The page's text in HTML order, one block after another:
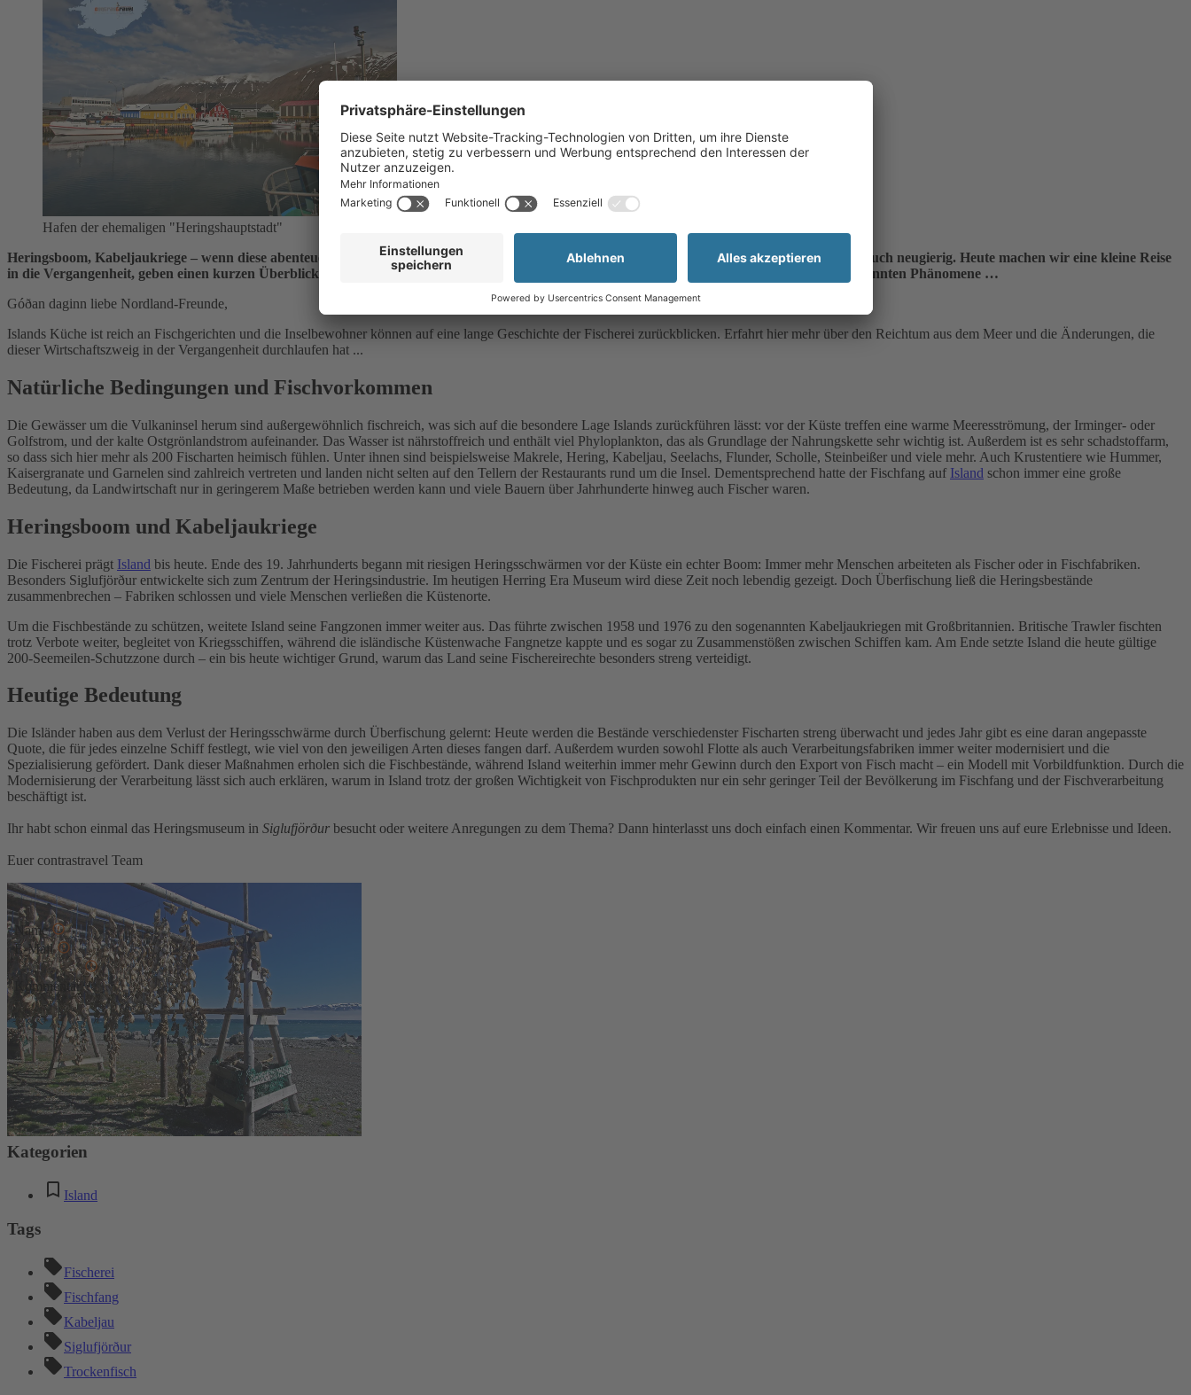
contrastravel
Hafen der ehemaligen "Heringshauptstadt"
Heringsboom, Kabeljaukriege – wenn diese abenteuerlichen Begriffe im Zusammenhang mit Island fallen, ist man erstmal ein wenig ratlos und auch neugierig. Heute machen wir eine kleine Reise
in die Vergangenheit, geben einen kurzen Überblick über die Geschichte der isländischen Fischerei und ergründen die Bedeutung der oben genannten Phänomene …
Góðan daginn liebe Nordland-Freunde,
Islands Küche ist reich an Fischgerichten und die Inselbewohner können auf eine lange Geschichte der Fischerei zurückblicken. Erfahrt hier mehr über den Reichtum aus dem Meer und die Änderungen, die
dieser Wirtschaftszweig in der Vergangenheit durchlaufen hat ...
Natürliche Bedingungen und Fischvorkommen
Die Gewässer um die Vulkaninsel herum sind außergewöhnlich fischreich, was sich auf die besondere Lage Islands zurückführen lässt: vor der Küste treffen eine warme Meeresströmung, der Irminger- oder
Golfstrom, und der kalte Ostgrönlandstrom aufeinander. Das Wasser ist nährstoffreich und enthält viel Phyloplankton, das als Grundlage der Nahrungskette sehr wichtig ist. Außerdem ist es sehr schadstoffarm,
so dass sich hier mehr als 200 Fischarten heimisch fühlen. Unter ihnen sind beispielsweise Makrele, Hering, Kabeljau, Seelachs, Flunder, Scholle, Steinbeißer und viele mehr. Auch Krustentiere wie Hummer,
Kaisergranate und Garnelen sind zahlreich vertreten und landen nicht selten auf den Tellern der Restaurants rund um die Insel. Dementsprechend hatte der Fischfang auf Island schon immer eine große
Bedeutung, da Landwirtschaft nur in geringerem Maße betrieben werden kann und viele Bauern über Jahrhunderte hinweg auch Fischer waren.
Heringsboom und Kabeljaukriege
Die Fischerei prägt Island bis heute. Ende des 19. Jahrhunderts begann mit riesigen Heringsschwärmen vor der Küste ein echter Boom: Immer mehr Menschen arbeiteten als Fischer oder in Fischfabriken.
Besonders Siglufjörður entwickelte sich zum Zentrum der Heringsindustrie. Im heutigen Herring Era Museum wird diese Zeit noch lebendig gezeigt. Doch Überfischung ließ die Heringsbestände
zusammenbrechen – Fabriken schlossen und viele Menschen verließen die Küstenorte.
Um die Fischbestände zu schützen, weitete Island seine Fangzonen immer weiter aus. Das führte zwischen 1958 und 1976 zu den sogenannten Kabeljaukriegen mit Großbritannien. Britische Trawler fischten
trotz Verbote weiter, begleitet von Kriegsschiffen, während die isländische Küstenwache Fangnetze kappte und es sogar zu Zusammenstößen zwischen Schiffen kam. Am Ende setzte Island die heute gültige
200-Seemeilen-Schutzzone durch – ein bis heute wichtiger Grund, warum das Land seine Fischereirechte besonders streng verteidigt.
Heutige Bedeutung
Die Isländer haben aus dem Verlust der Heringsschwärme durch Überfischung gelernt: Heute werden die Bestände verschiedenster Fischarten streng überwacht und jedes Jahr gibt es eine daran angepasste
Quote, die für jedes einzelne Schiff festlegt, wie viel von den jeweiligen Arten dieses fangen darf. Außerdem wurden sowohl Flotte als auch Verarbeitungsfabriken immer weiter modernisiert und die
Spezialisierung gefördert. Dank dieser Maßnahmen erholen sich die Fischbestände, während Island weiterhin immer mehr Gewinn durch den Export von Fisch macht – ein Modell mit Vorbildfunktion. Durch die
Modernisierung der Verarbeitung lässt sich auch erklären, warum in Island trotz der großen Wichtigkeit von Fischprodukten nur ein sehr geringer Teil der Bevölkerung im Fischfang und der Fischverarbeitung
beschäftigt ist.
Ihr habt schon einmal das Heringsmuseum in Siglufjörður besucht oder weitere Anregungen zu dem Thema? Dann hinterlasst uns doch einfach einen Kommentar. Wir freuen uns auf eure Erlebnisse und Ideen.
Euer contrastravel Team
Kommentar schreiben
Name
E-Mail
Kommentar
* Diese Felder sind erforderlich
Absenden
Kommentare
Keine Kommentare
Kategorien
Island
Tags
Fischerei
Fischfang
Kabeljau
Siglufjörður
Trockenfisch